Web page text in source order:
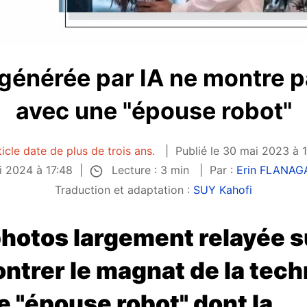
par IA ne montre
avec une "épouse robot"
date de plus de trois ans.
Publié le 30 mai 2023 à
2024 à 17:48
Lecture : 3 min Par : Erin
Traduction et adaptation : SUY Kahofi
largement relayée
le magnat de la